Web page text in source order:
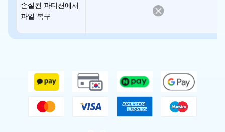
손실된 파티션에서
파일 복구